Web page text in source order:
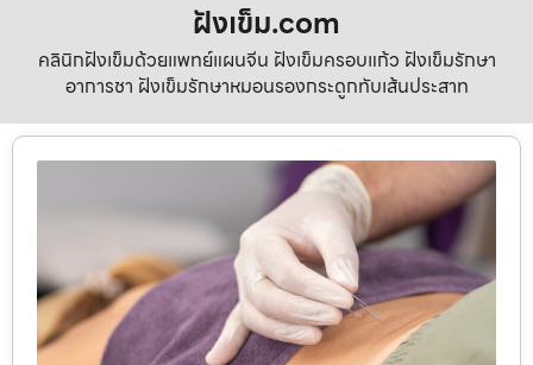
ฝังเข็ม.com
คลินิกฝังเข็มด้วยแพทย์แผนจีน ฝังเข็มครอบแก้ว ฝังเข็มรักษา
อาการชา ฝังเข็มรักษาหมอนรองกระดูกทับเส้นประสาท